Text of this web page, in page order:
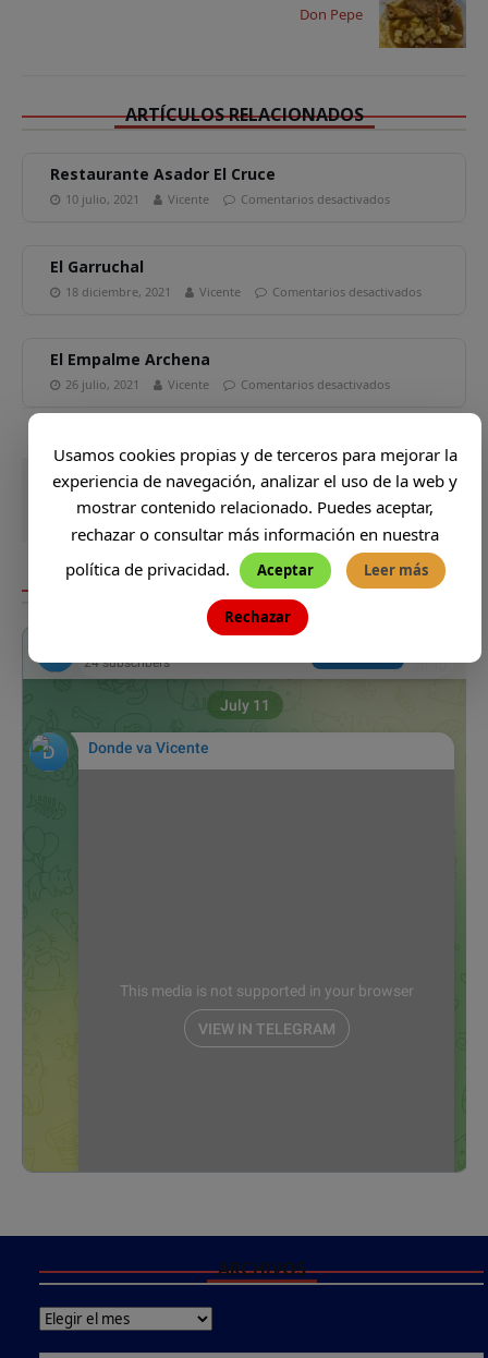
Don Pepe
ARTÍCULOS RELACIONADOS
Restaurante Asador El Cruce
10 julio, 2021 Vicente Comentarios desactivados
El Garruchal
18 diciembre, 2021 Vicente Comentarios desactivados
El Empalme Archena
26 julio, 2021 Vicente Comentarios desactivados
DONDE VA VICENTE
ARCHIVOS
Usamos cookies propias y de terceros para mejorar la
experiencia de navegación, analizar el uso de la web y
mostrar contenido relacionado. Puedes aceptar,
rechazar o consultar más información en nuestra
política de privacidad.
Aceptar Leer más
Rechazar